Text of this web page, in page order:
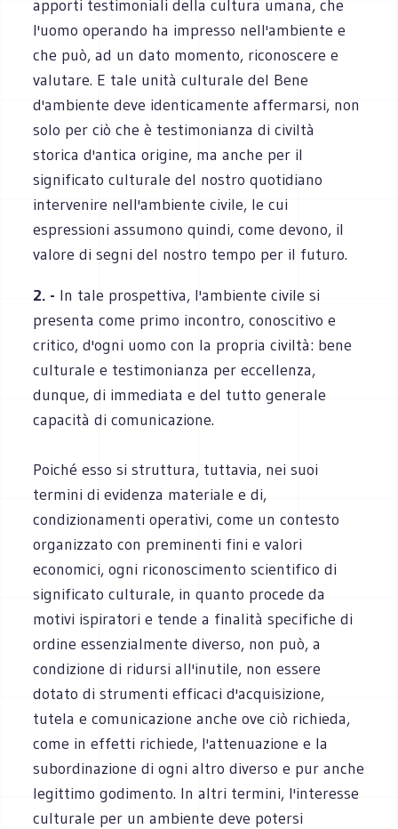
apporti testimoniali della cultura umana, che
l'uomo operando ha impresso nell'ambiente e
che può, ad un dato momento, riconoscere e
valutare. E tale unità culturale del Bene
d'ambiente deve identicamente affermarsi, non
solo per ciò che è testimonianza di civiltà
storica d'antica origine, ma anche per il
significato culturale del nostro quotidiano
intervenire nell'ambiente civile, le cui
espressioni assumono quindi, come devono, il
valore di segni del nostro tempo per il futuro.
2. - In tale prospettiva, l'ambiente civile si
presenta come primo incontro, conoscitivo e
critico, d'ogni uomo con la propria civiltà: bene
culturale e testimonianza per eccellenza,
dunque, di immediata e del tutto generale
capacità di comunicazione.
Poiché esso si struttura, tuttavia, nei suoi
termini di evidenza materiale e di,
condizionamenti operativi, come un contesto
organizzato con preminenti fini e valori
economici, ogni riconoscimento scientifico di
significato culturale, in quanto procede da
motivi ispiratori e tende a finalità specifiche di
ordine essenzialmente diverso, non può, a
condizione di ridursi all'inutile, non essere
dotato di strumenti efficaci d'acquisizione,
tutela e comunicazione anche ove ciò richieda,
come in effetti richiede, l'attenuazione e la
subordinazione di ogni altro diverso e pur anche
legittimo godimento. In altri termini, l'interesse
culturale per un ambiente deve potersi